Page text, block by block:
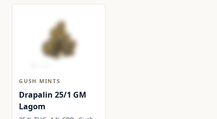
GUSH MINTS
Drapalin 25/1 GM
Lagom